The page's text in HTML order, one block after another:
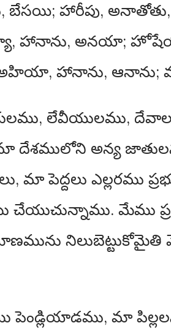
బేసయి; హారీపు,
హానాను, అనయా;
హానాను, ఆనాను;
లేవీయులము,
మా దేశములోని అన్య
మా పెద్దలు ఎల్లరము
చేయుచున్నాము. మేము
పెండ్లియాడము, మా